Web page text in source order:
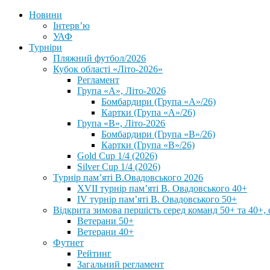
Новини
Інтерв’ю
УАФ
Турніри
Пляжний футбол/2026
Кубок області «Літо-2026»
Регламент
Група «А», Літо-2026
Бомбардири (Група «А»/26)
Картки (Група «А»/26)
Група «В», Літо-2026
Бомбардири (Група «В»/26)
Картки (Група «В»/26)
Gold Cup 1/4 (2026)
Silver Cup 1/4 (2026)
Турнір пам’яті В.Овадовського 2026
XVII турнір пам’яті В. Овадовського 40+
IV турнір пам’яті В. Овадовського 50+
Відкрита зимова першість серед команд 50+ та 40+,
Ветерани 50+
Ветерани 40+
Футнет
Рейтинг
Загальний регламент